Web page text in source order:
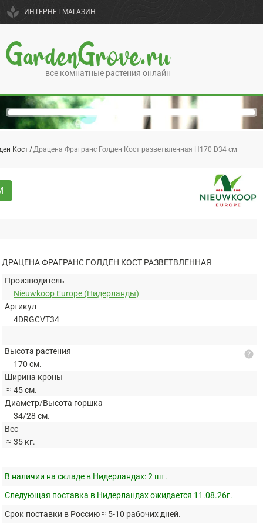
spa ИНТЕРНЕТ-МАГАЗИН
GardenGrove.ru
все комнатные растения онлайн
Кост Драцена Фрагранс Голден Кост разветвленная H170 D34 см
ДРАЦЕНА ФРАГРАНС ГОЛДЕН КОСТ РАЗВЕТВЛЕННАЯ
Производитель
Nieuwkoop Europe (Нидерланды)
Артикул
4DRGCVT34
Высота растения
170 см.
Ширина кроны
≈ 45 см.
Диаметр/Высота горшка
34/28 см.
Вес
≈ 35 кг.
help
В наличии на складе в Нидерландах:2 шт.
Следующая поставка в Нидерландах ожидается 11.08.26г.
Срок поставки в Россию ≈ 5-10 рабочих дней.